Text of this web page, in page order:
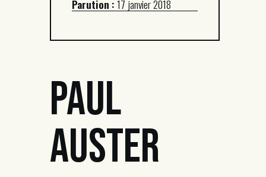
Parution :17 janvier 2018
Paul
Auster